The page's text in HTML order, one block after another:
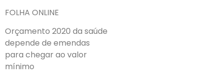
FOLHA ONLINE
Orçamento 2020 da saúde
depende de emendas
para chegar ao valor
mínimo